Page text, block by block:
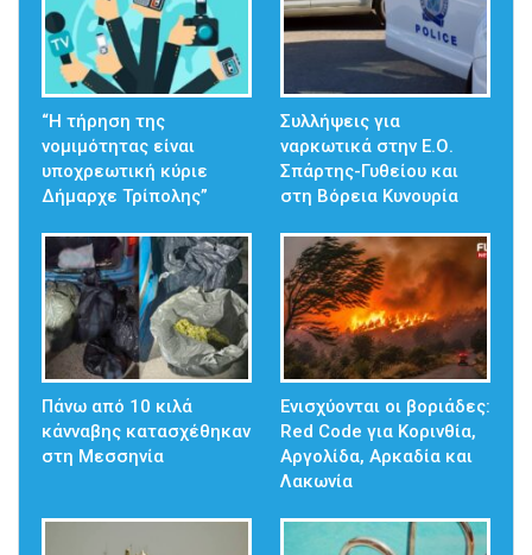
“Η τήρηση της
νομιμότητας είναι
υποχρεωτική κύριε
Δήμαρχε Τρίπολης”
Συλλήψεις για
ναρκωτικά στην Ε.Ο.
Σπάρτης-Γυθείου και
στη Βόρεια Κυνουρία
Πάνω από 10 κιλά
κάνναβης κατασχέθηκαν
στη Μεσσηνία
Ενισχύονται οι βοριάδες:
Red Code για Κορινθία,
Αργολίδα, Αρκαδία και
Λακωνία